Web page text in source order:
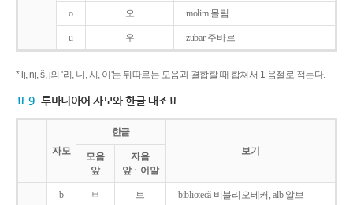
o 오 molim 몰림
u 우 zubar 주바르
* lj, nj, š, j의 '리, 니, 시, 이'는 뒤따르는 모음과 결합할 때 합쳐서 1 음절로 적는다.
표 9 루마니아어 자모와 한글 대조표
자모
한글
보기
모음
앞
자음
앞ㆍ어말
b ㅂ 브 bibliotecǎ 비블리오테커, alb 알브